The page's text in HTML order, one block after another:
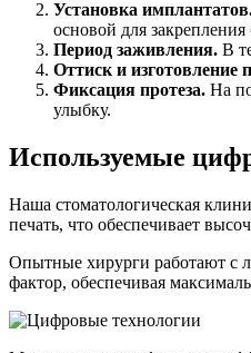
Установка
основой для
Период заживления. В
Оттиск и изготовление
Фиксация протеза. На
улыбку.
Используемые
Наша стоматологическая
печать, что обеспечивает
Опытные хирурги работают с
фактор, обеспечивая